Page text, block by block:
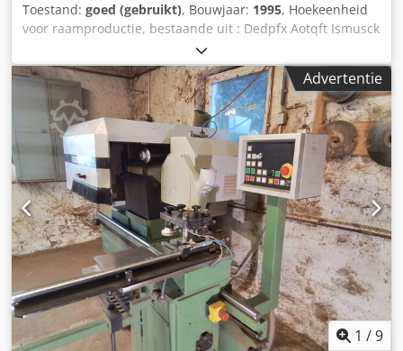
Toestand: goed (gebruikt), Bouwjaar: 1995, Hoekeenheid
voor raamproductie, bestaande uit : Dedpfx Aotqft Ismusck
Freesunit voor 8 gereedschappen met hydraulische slag 75
mm (spanhoogte 600 mm) Freesunit voor 4
gereedschappen met hydraulische slag 80 mm
(spanhoogte 320 mm) met terugloop met IV 68
gereedschappen
Advertentie
1 /9